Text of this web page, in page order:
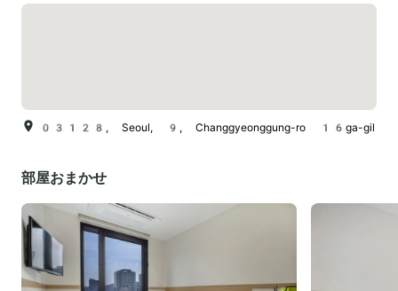
03128, Seoul, 9, Changgyeonggung-ro 16ga-gil
部屋おまかせ